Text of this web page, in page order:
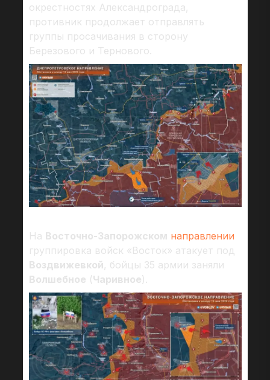
окрестностях Александрограда,
противник продолжает отправлять
группы просачивания в сторону
Березового и Тернового.
На Восточно-Запорожском направлении
группировка войск «Восток» атакует под
Воздвижевкой, бойцы 35 армии заняли
Волшебное (Чаривное).